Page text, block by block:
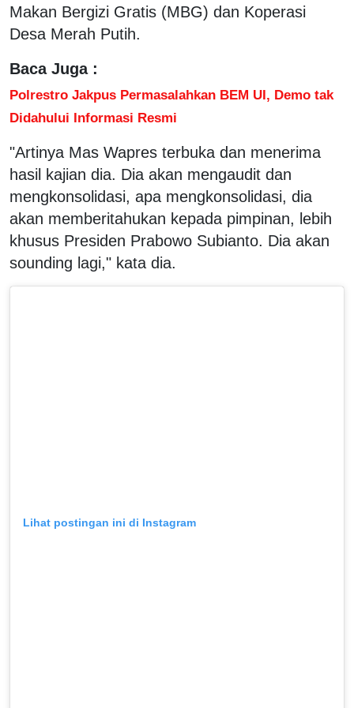
Makan Bergizi Gratis (MBG) dan Koperasi
Desa Merah Putih.
Baca Juga :
Polrestro Jakpus Permasalahkan BEM UI, Demo tak
Didahului Informasi Resmi
"Artinya Mas Wapres terbuka dan menerima
hasil kajian dia. Dia akan mengaudit dan
mengkonsolidasi, apa mengkonsolidasi, dia
akan memberitahukan kepada pimpinan, lebih
khusus Presiden Prabowo Subianto. Dia akan
sounding lagi," kata dia.
Lihat postingan ini di Instagram